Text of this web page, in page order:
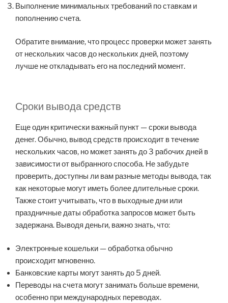
Выполнение минимальных требований по ставкам и
пополнению счета.
Обратите внимание, что процесс проверки может занять
от нескольких часов до нескольких дней, поэтому
лучше не откладывать его на последний момент.
Сроки вывода средств
Еще один критически важный пункт — сроки вывода
денег. Обычно, вывод средств происходит в течение
нескольких часов, но может занять до 3 рабочих дней в
зависимости от выбранного способа. Не забудьте
проверить, доступны ли вам разные методы вывода, так
как некоторые могут иметь более длительные сроки.
Также стоит учитывать, что в выходные дни или
праздничные даты обработка запросов может быть
задержана. Выводя деньги, важно знать, что:
Электронные кошельки — обработка обычно
происходит мгновенно.
Банковские карты могут занять до 5 дней.
Переводы на счета могут занимать больше времени,
особенно при международных переводах.